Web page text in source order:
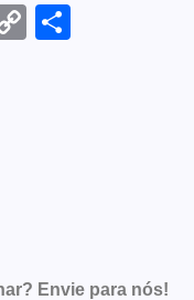
Copy
Envie para nós!